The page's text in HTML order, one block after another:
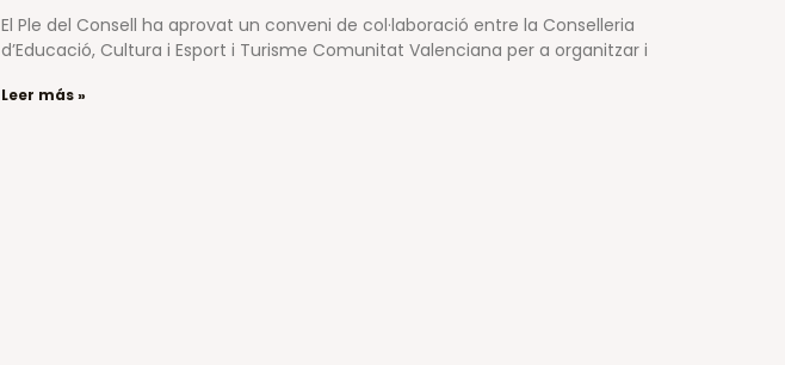
El Ple del Consell ha aprovat un conveni de col·laboració entre la Conselleria
d’Educació, Cultura i Esport i Turisme Comunitat Valenciana per a organitzar i
Leer más »